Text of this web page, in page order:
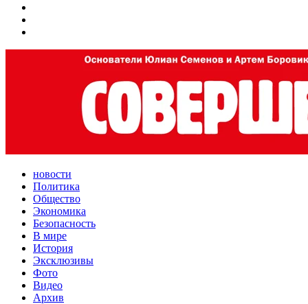
новости
Политика
Общество
Экономика
Безопасность
В мире
История
Эксклюзивы
Фото
Видео
Архив